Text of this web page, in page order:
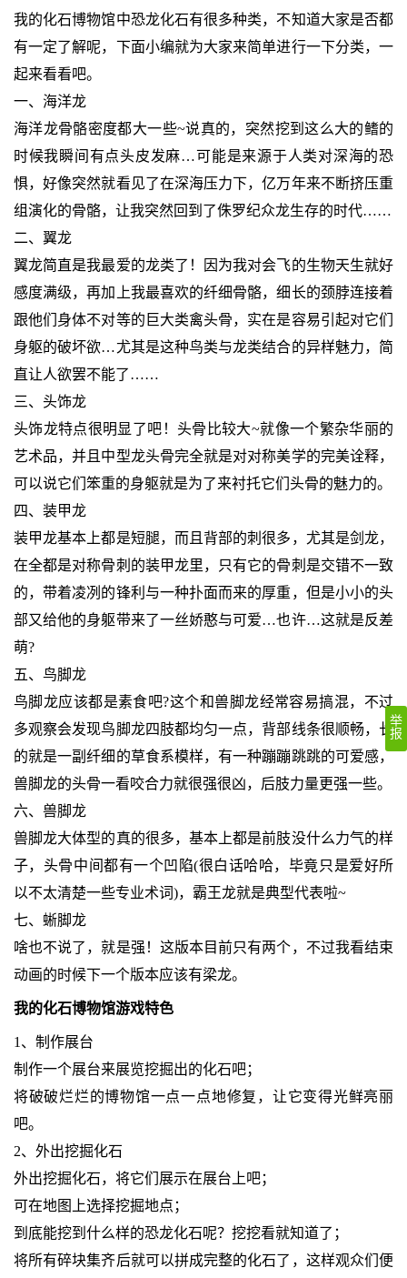
我的化石博物馆中恐龙化石有很多种类，不知道大家是否都
有一定了解呢，下面小编就为大家来简单进行一下分类，一
起来看看吧。
一、海洋龙
海洋龙骨骼密度都大一些~说真的，突然挖到这么大的鳍的
时候我瞬间有点头皮发麻…可能是来源于人类对深海的恐
惧，好像突然就看见了在深海压力下，亿万年来不断挤压重
组演化的骨骼，让我突然回到了侏罗纪众龙生存的时代……
二、翼龙
翼龙简直是我最爱的龙类了！因为我对会飞的生物天生就好
感度满级，再加上我最喜欢的纤细骨骼，细长的颈脖连接着
跟他们身体不对等的巨大类禽头骨，实在是容易引起对它们
身躯的破坏欲…尤其是这种鸟类与龙类结合的异样魅力，简
直让人欲罢不能了……
三、头饰龙
头饰龙特点很明显了吧！头骨比较大~就像一个繁杂华丽的
艺术品，并且中型龙头骨完全就是对对称美学的完美诠释，
可以说它们笨重的身躯就是为了来衬托它们头骨的魅力的。
四、装甲龙
装甲龙基本上都是短腿，而且背部的刺很多，尤其是剑龙，
在全都是对称骨刺的装甲龙里，只有它的骨刺是交错不一致
的，带着凌冽的锋利与一种扑面而来的厚重，但是小小的头
部又给他的身躯带来了一丝娇憨与可爱…也许…这就是反差
萌?
五、鸟脚龙
鸟脚龙应该都是素食吧?这个和兽脚龙经常容易搞混，不过
多观察会发现鸟脚龙四肢都均匀一点，背部线条很顺畅，长
的就是一副纤细的草食系模样，有一种蹦蹦跳跳的可爱感，
兽脚龙的头骨一看咬合力就很强很凶，后肢力量更强一些。
六、兽脚龙
兽脚龙大体型的真的很多，基本上都是前肢没什么力气的样
子，头骨中间都有一个凹陷(很白话哈哈，毕竟只是爱好所
以不太清楚一些专业术词)，霸王龙就是典型代表啦~
七、蜥脚龙
啥也不说了，就是强！这版本目前只有两个，不过我看结束
动画的时候下一个版本应该有梁龙。
我的化石博物馆游戏特色
1、制作展台
制作一个展台来展览挖掘出的化石吧；
将破破烂烂的博物馆一点一点地修复，让它变得光鲜亮丽
吧。
2、外出挖掘化石
外出挖掘化石，将它们展示在展台上吧；
可在地图上选择挖掘地点；
到底能挖到什么样的恐龙化石呢？挖挖看就知道了；
将所有碎块集齐后就可以拼成完整的化石了，这样观众们便
举
报